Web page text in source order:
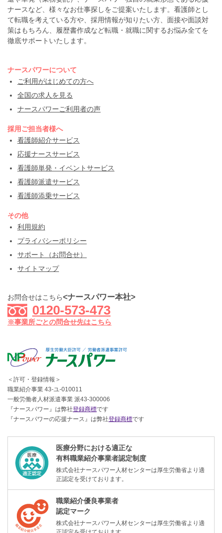
ナースなど、様々なお仕事探しをご提案いたします。看護師とし
て転職を考えている方や、採用情報が知りたい方、面接や面談対
策はもちろん、履歴書作成など転職・就職に関するお悩み全てを
徹底サポートいたします。
ナースパワーについて
ご利用がはじめての方へ
全国の求人を見る
ナースパワーご利用者の声
採用ご担当者様へ
看護師紹介サービス
応援ナースサービス
看護師単発・イベントサービス
看護師派遣サービス
看護師添乗サービス
その他
利用規約
プライバシーポリシー
サポート（お問合せ）
サイトマップ
お問合せはこちら<ナースパワー本社>
0120-573-473
※事業所ごとの問合せ先はこちら
＜許可・登録情報＞
職業紹介事業 43-ユ-010011
一般労働者人材派遣事業 派43-300006
『ナースパワー』は弊社登録商標です
『ナースパワーの応援ナース』は弊社登録商標です
医療分野における適正な
有料職業紹介事業者認定制度
株式会社ナースパワー人材センターは厚生労働省より適
正認定を受けております。
職業紹介優良事業者
認定マーク
株式会社ナースパワー人材センターは厚生労働省より適